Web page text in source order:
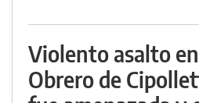
Violento asalto
Obrero de